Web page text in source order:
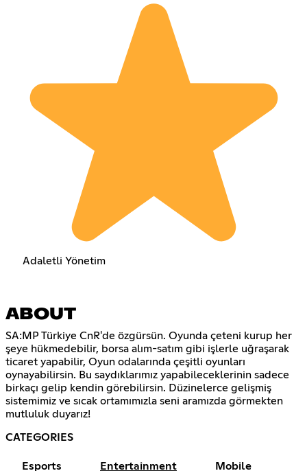
Adaletli Yönetim
ABOUT
SA:MP Türkiye CnR'de özgürsün. Oyunda çeteni kurup her
şeye hükmedebilir, borsa alım-satım gibi işlerle uğraşarak
ticaret yapabilir, Oyun odalarında çeşitli oyunları
oynayabilirsin. Bu saydıklarımız yapabileceklerinin sadece
birkaçı gelip kendin görebilirsin. Düzinelerce gelişmiş
sistemimiz ve sıcak ortamımızla seni aramızda görmekten
mutluluk duyarız!
CATEGORIES
Esports Entertainment Mobile